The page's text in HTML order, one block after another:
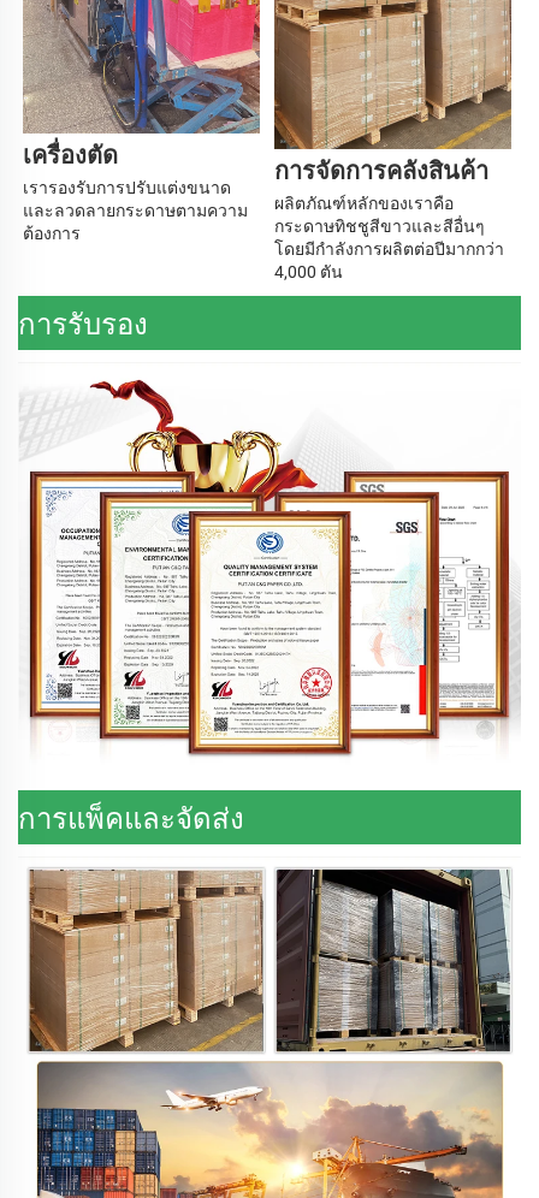
เครื่องตัด
เรารองรับการปรับแต่งขนาด
และลวดลายกระดาษตามความ
ต้องการ
การจัดการคลังสินค้า
ผลิตภัณฑ์หลักของเราคือ
กระดาษทิชชูสีขาวและสีอื่นๆ
โดยมีกำลังการผลิตต่อปีมากกว่า
4,000 ตัน
การรับรอง
การแพ็คและจัดส่ง